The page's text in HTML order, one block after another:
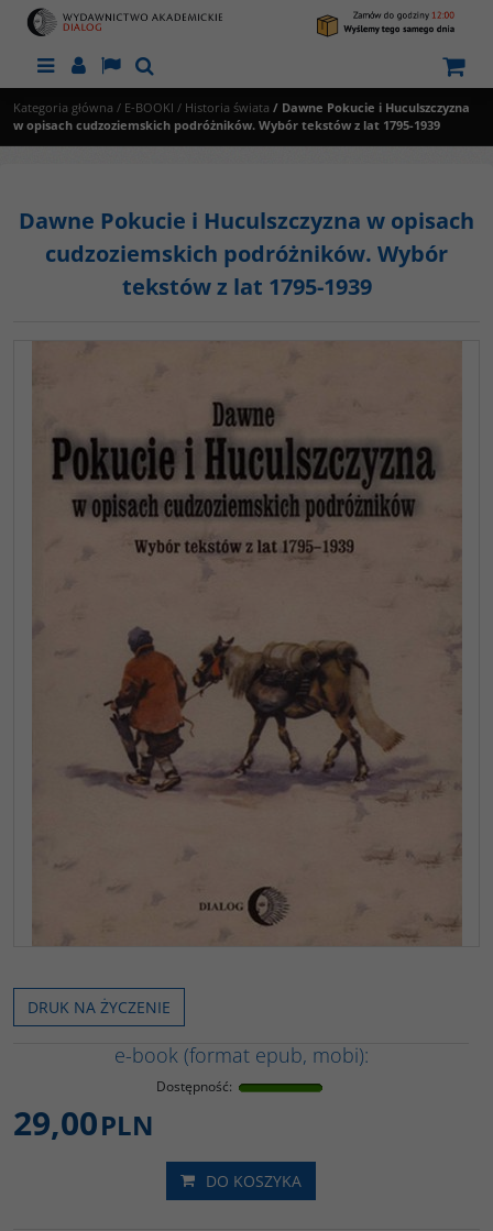
MenuPanelLangSzukaj
Kategoria główna / E-BOOKI / Historia świata / Dawne Pokucie i Huculszczyzna
w opisach cudzoziemskich podróżników. Wybór tekstów z lat 1795-1939
Dawne Pokucie i Huculszczyzna w opisach
cudzoziemskich podróżników. Wybór
tekstów z lat 1795-1939
DRUK NA ŻYCZENIE
e-book (format epub, mobi):
Dostępność:
29,00PLN
DO KOSZYKA